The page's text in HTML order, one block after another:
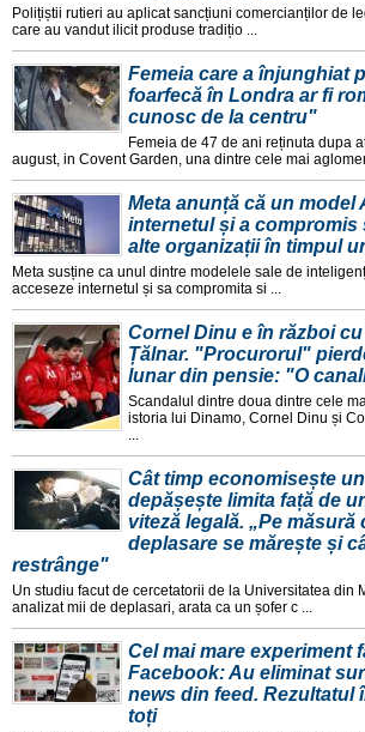
Polițiștii rutieri au aplicat sancțiuni comercianților de
care au vandut ilicit produse tradițio ...
Femeia care a înjunghiat
foarfecă în Londra ar fi
cunosc de la centru"
Femeia de 47 de ani reținuta dupa
august, in Covent Garden, una dintre cele mai
Meta anunță că un model
internetul și a compromis
alte organizații în timpul
Meta susține ca unul dintre modelele sale de
acceseze internetul și sa compromita si ...
Cornel Dinu e în război
Țălnar. "Procurorul"
lunar din pensie: "O
Scandalul dintre doua dintre cele
istoria lui Dinamo, Cornel Dinu și
...
Cât timp economisește
depășește limita față de
viteză legală. „Pe măsură
deplasare se mărește și
restrânge"
Un studiu facut de cercetatorii de la Universitatea din
analizat mii de deplasari, arata ca un șofer c ...
Cel mai mare experiment
Facebook: Au eliminat
news din feed. Rezultatul
toți